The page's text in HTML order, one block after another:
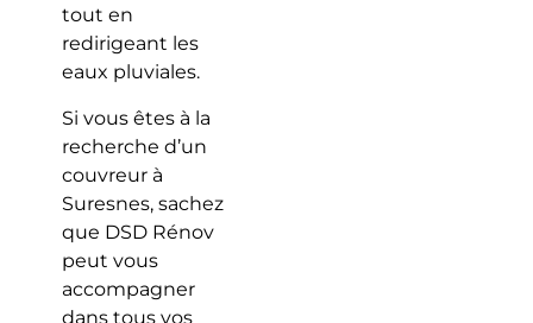
tout en
redirigeant les
eaux pluviales.
Si vous êtes à la
recherche d’un
couvreur à
Suresnes, sachez
que DSD Rénov
peut vous
accompagner
dans tous vos